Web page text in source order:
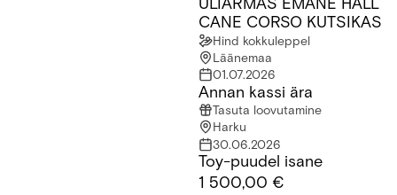
ÜLIARMAS EMANE HALL CANE CORSO KUTSIKAS
CANE CORSO KUTSIKAS
Hind kokkuleppel
Läänemaa
01.07.2026
Annan kassi ära
Tasuta loovutamine
Harku
30.06.2026
Toy-puudel isane
1 500,00 €